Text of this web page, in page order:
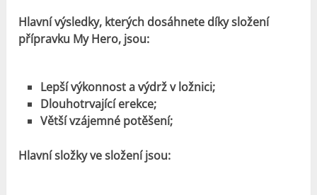
Hlavní výsledky, kterých dosáhnete díky složení
přípravku My Hero, jsou:
Lepší výkonnost a výdrž v ložnici;
Dlouhotrvající erekce;
Větší vzájemné potěšení;
Hlavní složky ve složení jsou: